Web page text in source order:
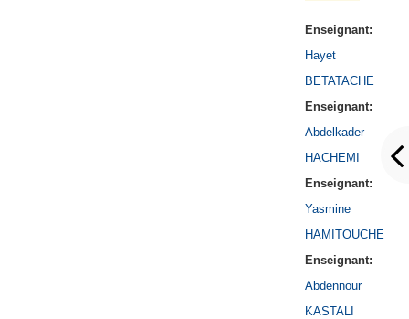
Enseignant:
Hayet
BETATACHE
Enseignant:
Abdelkader
HACHEMI
Enseignant:
Yasmine
HAMITOUCHE
Enseignant:
Abdennour
KASTALI